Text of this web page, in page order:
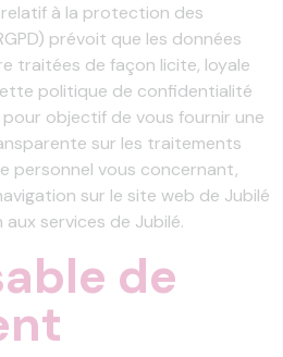
à la protection des
prévoit que les données
traitées de façon licite, loyale
politique de confidentialité
objectif de vous fournir une
sur les traitements
personnel vous concernant,
sur le site web de Jubilé
services de Jubilé.
de